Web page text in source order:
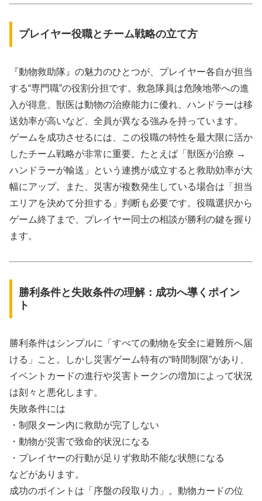
プレイヤー役職とチーム戦略の立て方
『動物救助隊』の魅力のひとつが、プレイヤー各自が担当
する“専門職”の役割分担です。救急隊員は危険地帯への進
入が得意、獣医は動物の治療能力に優れ、ハンドラーは移
送効率が高いなど、全員が異なる強みを持っています。
ゲームを成功させるには、この役職の特性を最大限に活か
したチーム戦略が非常に重要。たとえば「獣医が治療 →
ハンドラーが輸送」という連携が成立すると救助効率が大
幅にアップ。また、災害が複数発生している場合は「担当
エリアを決めて分担する」判断も必要です。役職選択から
ゲーム終了まで、プレイヤー同士の相談が勝利の鍵を握り
ます。
勝利条件と失敗条件の理解：成功へ導くポイン
ト
勝利条件はシンプルに「すべての動物を安全に避難所へ届
ける」こと。しかし災害ゲーム特有の“時間制限”があり、
イベントカードの進行や災害トークンの増加によって状況
は刻々と悪化します。
失敗条件には
・制限ターン内に救助が完了しない
・動物が災害で致命的状況になる
・プレイヤーの行動が足りず救助不能な状態になる
などがあります。
成功のポイントは「序盤の段取り力」。動物カードの位